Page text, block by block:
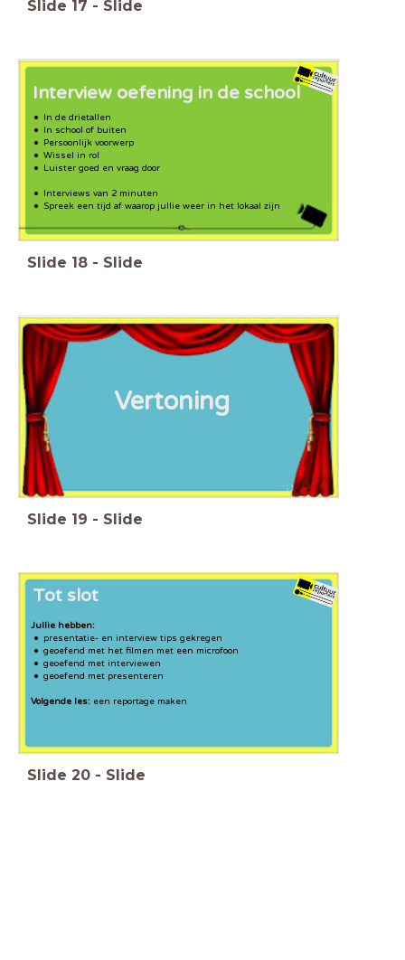
Slide 17 - Slide
In de drietallen
In school of buiten
Persoonlijk voorwerp
Wissel in rol
Luister goed en vraag door
Interviews van 2 minuten
Spreek een tijd af waarop jullie weer in het lokaal zijn
Interview oefening in de school
Slide 18 - Slide
Vertoning
Slide 19 - Slide
Tot slot
Jullie hebben:
presentatie- en interview tips gekregen
geoefend met het filmen met een microfoon
geoefend met interviewen
geoefend met presenteren
Volgende les: een reportage maken
Slide 20 - Slide